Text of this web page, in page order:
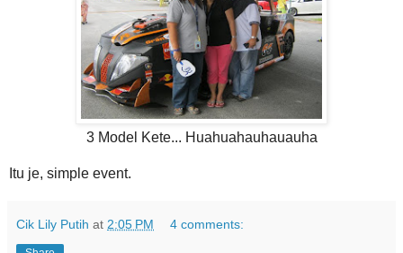
3 Model Kete... Huahuahauhauauha
Itu je, simple event.
Cik Lily Putih at 2:05 PM 4 comments: